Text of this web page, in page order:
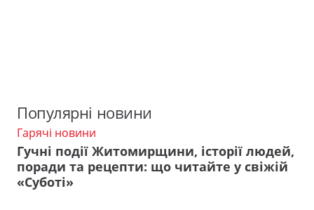
Популярні новини
Гарячі новини
Гучні події Житомирщини, історії людей,
поради та рецепти: що читайте у свіжій
«Суботі»